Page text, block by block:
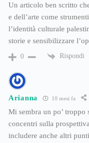
Un articolo ben scritto
e dell’arte come
l’identità culturale
storie e sensibilizzare
0 Rispondi
Arianna 10 mesi fa
Mi sembra un po’ troppo
concentri sulla
includere anche altri